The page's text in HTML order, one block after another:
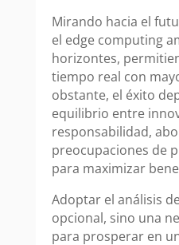
Mirando hacia el
el edge computing
horizontes,
tiempo real con
obstante, el éxito
equilibrio entre
responsabilidad,
preocupaciones de
para maximizar
Adoptar el análisis
opcional, sino una
para prosperar en